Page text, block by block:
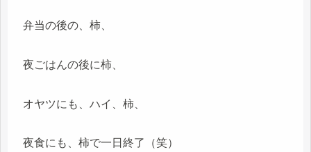
弁当の後の、柿、
夜ごはんの後に柿、
オヤツにも、ハイ、柿、
夜食にも、柿で一日終了（笑）